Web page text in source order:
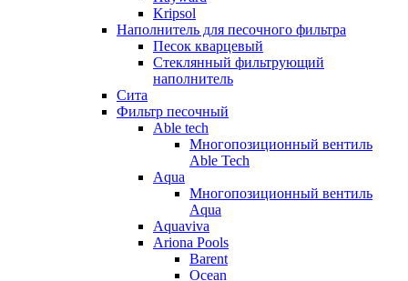
Kripsol
Наполнитель для песочного фильтра
Песок кварцевый
Стеклянный фильтрующий
наполнитель
Сита
Фильтр песочный
Able tech
Многопозиционный вентиль
Able Tech
Aqua
Многопозиционный вентиль
Aqua
Aquaviva
Ariona Pools
Barent
Ocean